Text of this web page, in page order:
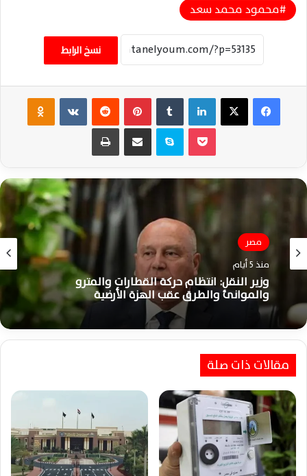
محمود محمد سعد
نسخ الرابط
فيسبوك ‫X لينكدإن بينتيريست ‏VKontakte
سكايب مشاركة عبر البريد طباعة
مصر
وزير النقل: انتظام حركة القطارات والمترو
والموانئ والطرق عقب الهزة الأرضية
الأخبار
منذ 5 أيام
مطار القاهرة يواصل التشغيل بكفاءة وانتظام
كامل رغم هزة أرضية شعر بها المواطنون
مقالات ذات صلة